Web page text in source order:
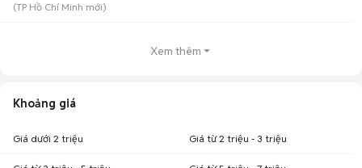
(TP Hồ Chí Minh mới)
Xem thêm
Khoảng giá
Giá dưới 2 triệu Giá từ 2 triệu - 3 triệu